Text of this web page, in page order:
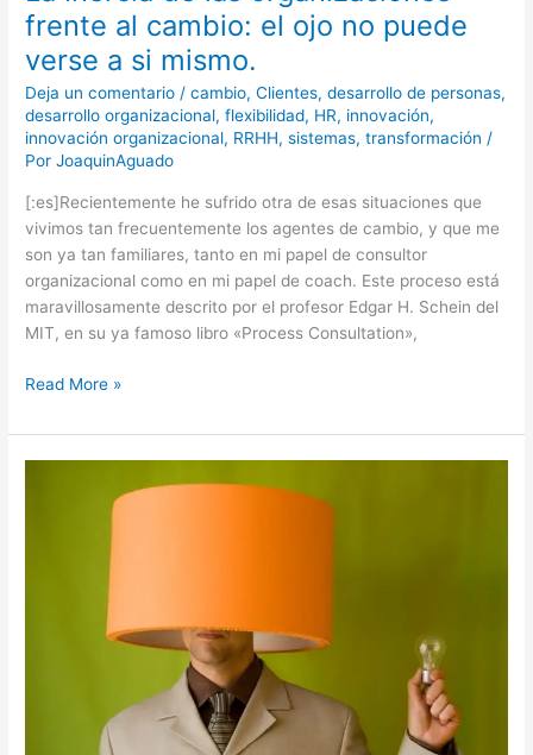
frente al cambio: el ojo no puede
verse a si mismo.
Deja un comentario /cambio,Clientes,desarrollo de personas,
desarrollo organizacional,flexibilidad, HR, innovación,
innovación organizacional, RRHH,sistemas,transformación /
PorJoaquinAguado
[:es]Recientemente he sufrido otra de esas situaciones que
vivimos tan frecuentemente los agentes de cambio, y que me
son ya tan familiares, tanto en mi papel de consultor
organizacional como en mi papel de coach. Este proceso está
maravillosamente descrito por el profesor Edgar H. Schein del
MIT, en su ya famoso libro «Process Consultation»,
Read More »